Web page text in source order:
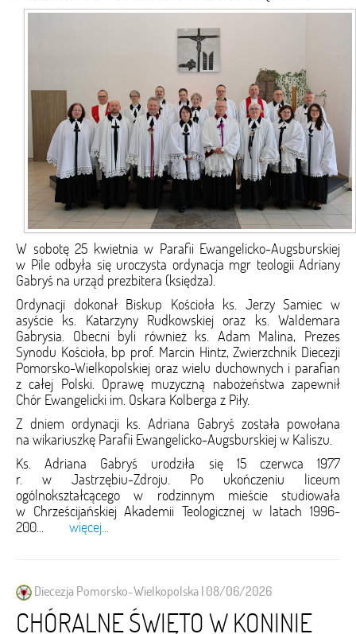
W sobotę 25 kwietnia w Parafii Ewangelicko-Augsburskiej
w Pile odbyła się uroczysta ordynacja mgr teologii Adriany
Gabryś na urząd prezbitera (księdza).
Ordynacji dokonał Biskup Kościoła ks. Jerzy Samiec w
asyście ks. Katarzyny Rudkowskiej oraz ks. Waldemara
Gabrysia. Obecni byli również ks. Adam Malina, Prezes
Synodu Kościoła, bp prof. Marcin Hintz, Zwierzchnik Diecezji
Pomorsko-Wielkopolskiej oraz wielu duchownych i parafian
z całej Polski. Oprawę muzyczną nabożeństwa zapewnił
Chór Ewangelicki im. Oskara Kolberga z Piły.
Z dniem ordynacji ks. Adriana Gabryś została powołana
na wikariuszkę Parafii Ewangelicko-Augsburskiej w Kaliszu.
Ks. Adriana Gabryś urodziła się 15 czerwca 1977
r. w Jastrzębiu-Zdroju. Po ukończeniu liceum
ogólnokształcącego w rodzinnym mieście studiowała
w Chrześcijańskiej Akademii Teologicznej w latach 1996-
200... więcej...
Diecezja Pomorsko-Wielkopolska | 08/06/2026
CHÓRALNE ŚWIĘTO W KONINIE